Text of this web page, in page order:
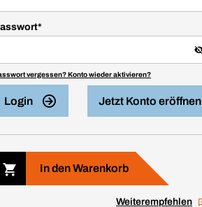
*
vergessen? Konto wieder aktivieren?
Login Jetzt Konto eröffnen
In den Warenkorb
Weiterempfehlen